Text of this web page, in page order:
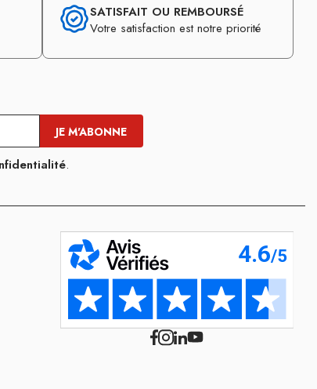
SATISFAIT OU REMBOURSÉ
Votre satisfaction est notre priorité
.